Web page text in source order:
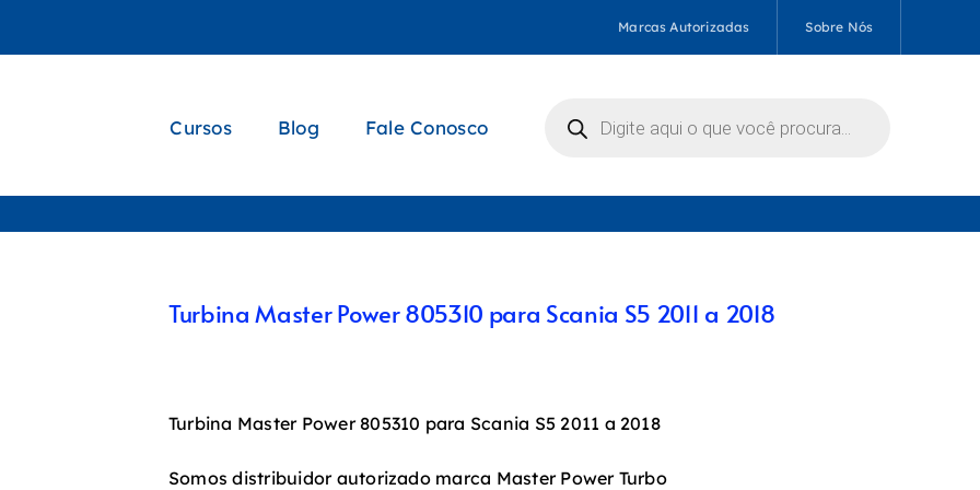
Marcas Autorizadas Sobre Nós
Cursos Blog Fale Conosco
produtos
Turbina Master Power 805310 para Scania S5 2011 a 2018
Turbina Master Power 805310 para Scania S5 2011 a 2018
Somos distribuidor autorizado marca Master Power Turbo